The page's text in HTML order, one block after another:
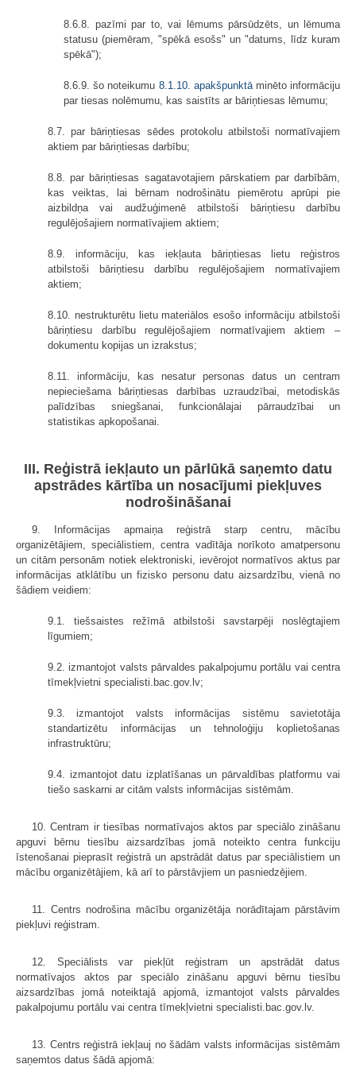
8.6.8. pazīmi par to, vai lēmums pārsūdzēts, un lēmuma
statusu (piemēram, "spēkā esošs" un "datums, līdz kuram
spēkā");
8.6.9. šo noteikumu 8.1.10. apakšpunktāminēto informāciju
par tiesas nolēmumu, kas saistīts ar bāriņtiesas lēmumu;
8.7. par bāriņtiesas sēdes protokolu atbilstoši normatīvajiem
aktiem par bāriņtiesas darbību;
8.8. par bāriņtiesas sagatavotajiem pārskatiem par darbībām,
kas veiktas, lai bērnam nodrošinātu piemērotu aprūpi pie
aizbildņa vai audžuģimenē atbilstoši bāriņtiesu darbību
regulējošajiem normatīvajiem aktiem;
8.9. informāciju, kas iekļauta bāriņtiesas lietu reģistros
atbilstoši bāriņtiesu darbību regulējošajiem normatīvajiem
aktiem;
8.10. nestrukturētu lietu materiālos esošo informāciju atbilstoši
bāriņtiesu darbību regulējošajiem normatīvajiem aktiem –
dokumentu kopijas un izrakstus;
8.11. informāciju, kas nesatur personas datus un centram
nepieciešama bāriņtiesas darbības uzraudzībai, metodiskās
palīdzības sniegšanai, funkcionālajai pārraudzībai un
statistikas apkopošanai.
III. Reģistrā iekļauto un pārlūkā saņemto datu
apstrādes kārtība un nosacījumi piekļuves
nodrošināšanai
9. Informācijas apmaiņa reģistrā starp centru, mācību
organizētājiem, speciālistiem, centra vadītāja norīkoto amatpersonu
un citām personām notiek elektroniski, ievērojot normatīvos aktus par
informācijas atklātību un fizisko personu datu aizsardzību, vienā no
šādiem veidiem:
9.1. tiešsaistes režīmā atbilstoši savstarpēji noslēgtajiem
līgumiem;
9.2. izmantojot valsts pārvaldes pakalpojumu portālu vai centra
tīmekļvietni specialisti.bac.gov.lv;
9.3. izmantojot valsts informācijas sistēmu savietotāja
standartizētu informācijas un tehnoloģiju koplietošanas
infrastruktūru;
9.4. izmantojot datu izplatīšanas un pārvaldības platformu vai
tiešo saskarni ar citām valsts informācijas sistēmām.
10. Centram ir tiesības normatīvajos aktos par speciālo zināšanu
apguvi bērnu tiesību aizsardzības jomā noteikto centra funkciju
īstenošanai pieprasīt reģistrā un apstrādāt datus par speciālistiem un
mācību organizētājiem, kā arī to pārstāvjiem un pasniedzējiem.
11. Centrs nodrošina mācību organizētāja norādītajam pārstāvim
piekļuvi reģistram.
12. Speciālists var piekļūt reģistram un apstrādāt datus
normatīvajos aktos par speciālo zināšanu apguvi bērnu tiesību
aizsardzības jomā noteiktajā apjomā, izmantojot valsts pārvaldes
pakalpojumu portālu vai centra tīmekļvietni specialisti.bac.gov.lv.
13. Centrs reģistrā iekļauj no šādām valsts informācijas sistēmām
saņemtos datus šādā apjomā: